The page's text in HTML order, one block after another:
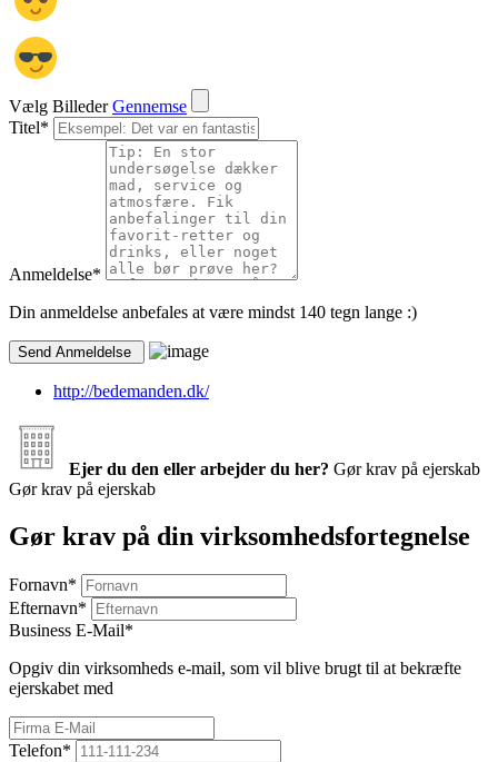
Vælg Billeder Gennemse
Titel*
Anmeldelse*
Din anmeldelse anbefales at være mindst 140 tegn lange :)
http://bedemanden.dk/
Ejer du den eller arbejder du her? Gør krav på ejerskab
Gør krav på ejerskab
Gør krav på din virksomhedsfortegnelse
Fornavn*
Efternavn*
Business E-Mail*
Opgiv din virksomheds e-mail, som vil blive brugt til at bekræfte
ejerskabet med
Telefon*